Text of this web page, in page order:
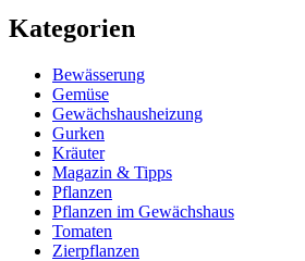
Kategorien
Bewässerung
Gemüse
Gewächshausheizung
Gurken
Kräuter
Magazin & Tipps
Pflanzen
Pflanzen im Gewächshaus
Tomaten
Zierpflanzen